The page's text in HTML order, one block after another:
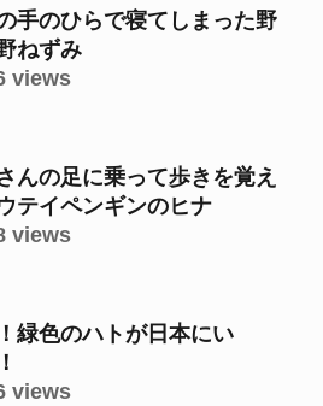
手のひらで寝てしまった野
ねずみ
views
んの足に乗って歩きを覚え
テイペンギンのヒナ
views
緑色のハトが日本にい
views